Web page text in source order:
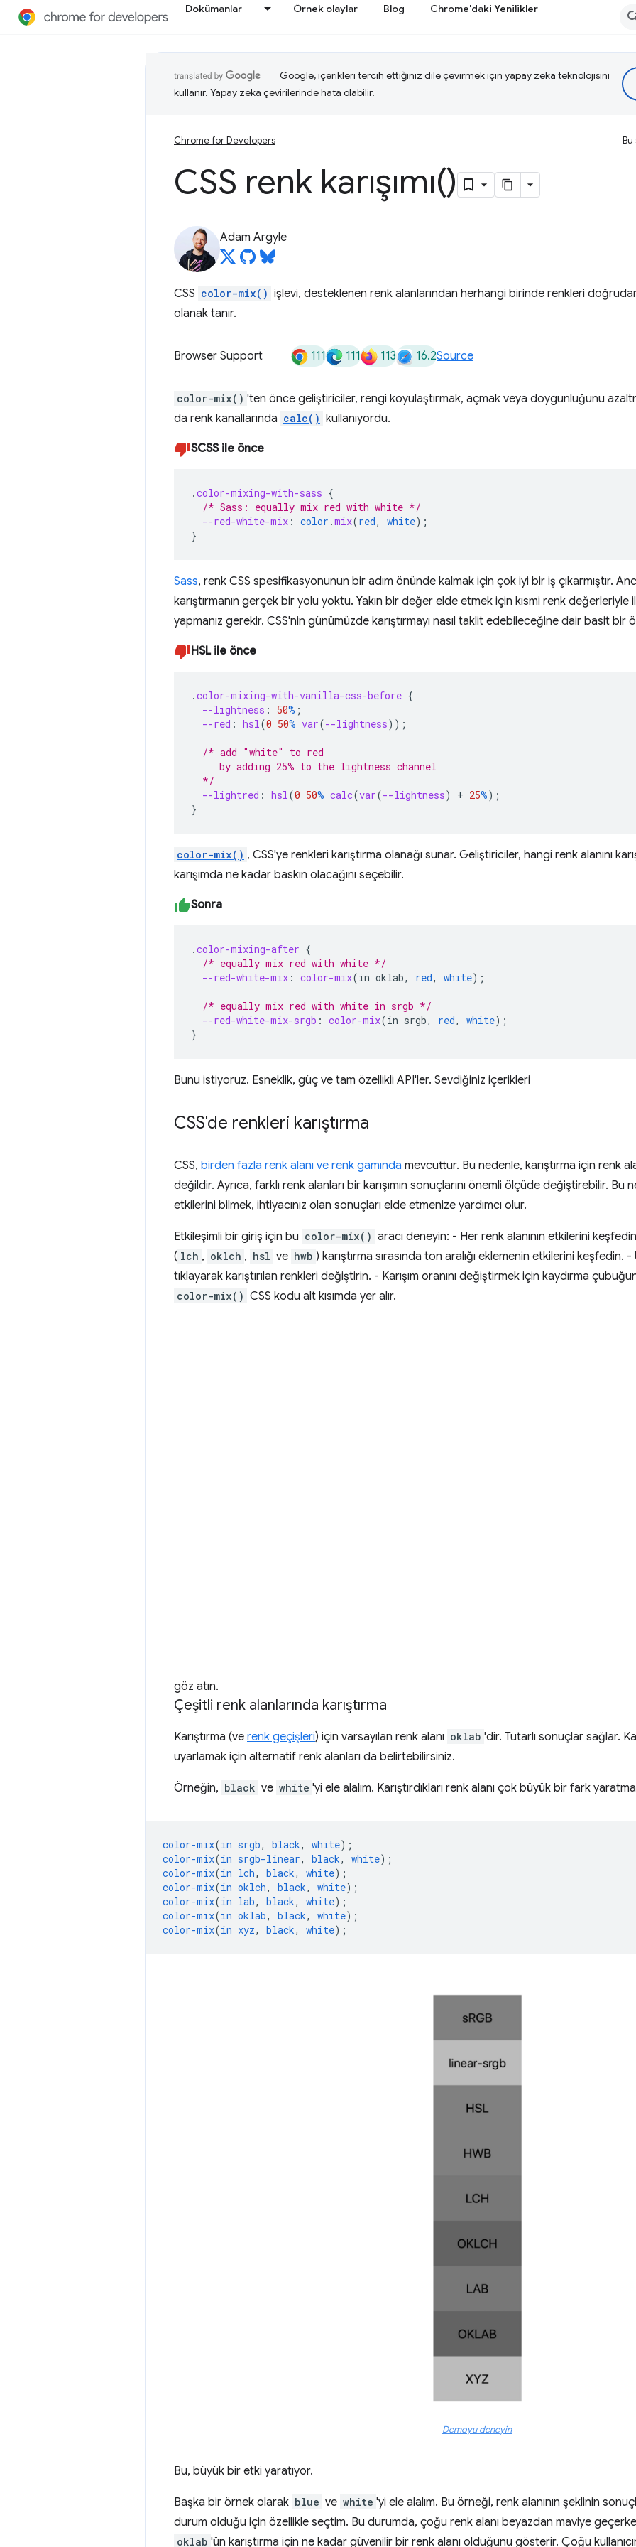
Dokümanlar Örnek olaylar Blog Chrome'daki Yenilikler
Google, içerikleri tercih ettiğiniz dile çevirmek için yapay zeka teknolojisini
kullanır. Yapay zeka çevirilerinde hata olabilir.
Chrome for Developers Bu
CSS renk karışımı()
Adam Argyle
CSS color-mix() işlevi, desteklenen renk alanlarından herhangi birinde renkleri doğrudan
olanak tanır.
Browser Support 111 111 113 16.2Source
color-mix() 'ten önce geliştiriciler, rengi koyulaştırmak, açmak veya doygunluğunu
da renk kanallarında calc() kullanıyordu.
SCSS ile önce
.color-mixing-with-sass {
/* Sass: equally mix red with white */
--red-white-mix : color .mix(red, white);
}
Sass, renk CSS spesifikasyonunun bir adım önünde kalmak için çok iyi bir iş çıkarmıştır.
karıştırmanın gerçek bir yolu yoktu. Yakın bir değer elde etmek için kısmi renk değerleriyle
yapmanız gerekir. CSS'nin günümüzde karıştırmayı nasıl taklit edebileceğine dair basit bir
HSL ile önce
.color-mixing-with-vanilla-css-before {
--lightness : 50% ;
--red : hsl(0 50% var(--lightness));
/* add "white" to red
     by adding 25% to the lightness channel
  */
--lightred : hsl(0 50% calc(var(--lightness) + 25%) ;
}
color-mix() , CSS'ye renkleri karıştırma olanağı sunar. Geliştiriciler, hangi renk alanını
karışımda ne kadar baskın olacağını seçebilir.
Sonra
.color-mixing-after {
/* equally mix red with white */
--red-white-mix : color-mix(in oklab, red, white);
/* equally mix red with white in srgb */
--red-white-mix-srgb : color-mix(in srgb, red, white);
}
Bunu istiyoruz. Esneklik, güç ve tam özellikli API'ler. Sevdiğiniz içerikleri
CSS'de renkleri karıştırma
CSS, birden fazla renk alanı ve renk gamında mevcuttur. Bu nedenle, karıştırma için renk
değildir. Ayrıca, farklı renk alanları bir karışımın sonuçlarını önemli ölçüde değiştirebilir. Bu
etkilerini bilmek, ihtiyacınız olan sonuçları elde etmenize yardımcı olur.
Etkileşimli bir giriş için bu color-mix() aracı deneyin: - Her renk alanının etkilerini
( lch , oklch , hsl ve hwb ) karıştırma sırasında ton aralığı eklemenin etkilerini keşfedin.
tıklayarak karıştırılan renkleri değiştirin. - Karışım oranını değiştirmek için kaydırma
color-mix() CSS kodu alt kısımda yer alır.
göz atın.
Çeşitli renk alanlarında karıştırma
Karıştırma (ve renk geçişleri) için varsayılan renk alanı oklab 'dir. Tutarlı sonuçlar sağlar.
uyarlamak için alternatif renk alanları da belirtebilirsiniz.
Örneğin, black ve white 'yi ele alalım. Karıştırdıkları renk alanı çok büyük bir fark
color-mix(in srgb, black, white);
color-mix(in srgb-linear, black, white);
color-mix(in lch, black, white);
color-mix(in oklch, black, white);
color-mix(in lab, black, white);
color-mix(in oklab, black, white);
color-mix(in xyz, black, white);
Demoyu deneyin
Bu, büyük bir etki yaratıyor.
Başka bir örnek olarak blue ve white 'yi ele alalım. Bu örneği, renk alanının şeklinin
durum olduğu için özellikle seçtim. Bu durumda, çoğu renk alanı beyazdan maviye
oklab 'ün karıştırma için ne kadar güvenilir bir renk alanı olduğunu gösterir. Çoğu